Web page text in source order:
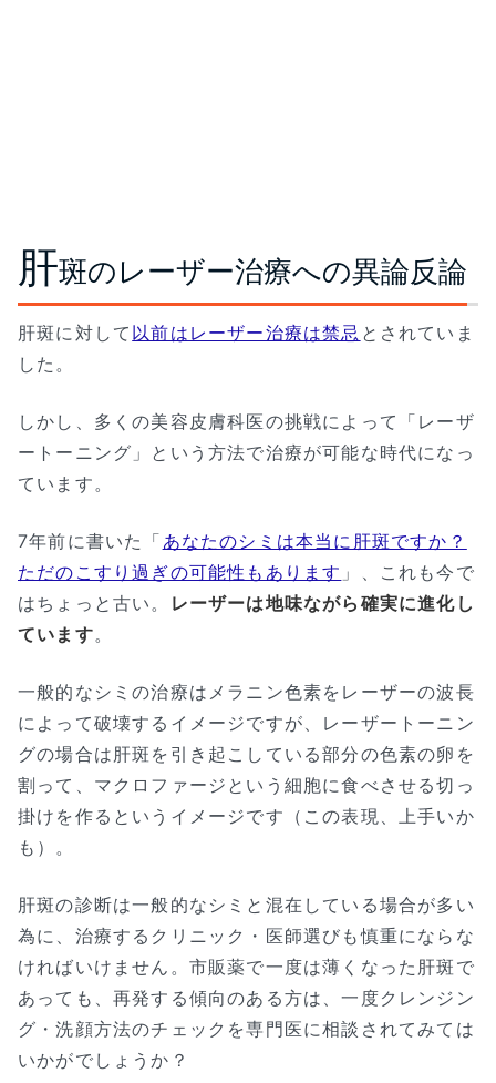
肝斑のレーザー治療への異論反論
肝斑に対して 以前はレーザー治療は禁忌 とされていま
した。
しかし、多くの美容皮膚科医の挑戦によって「レーザ
ートーニング」という方法で治療が可能な時代になっ
ています。
7年前に書いた「 あなたのシミは本当に肝斑ですか？
ただのこすり過ぎの可能性もあります 」、これも今で
はちょっと古い。
レーザーは地味ながら確実に進化し
ています。
一般的なシミの治療はメラニン色素をレーザーの波長
によって破壊するイメージですが、レーザートーニン
グの場合は肝斑を引き起こしている部分の色素の卵を
割って、マクロファージという細胞に食べさせる切っ
掛けを作るというイメージです（この表現、上手いか
も）。
肝斑の診断は一般的なシミと混在している場合が多い
為に、治療するクリニック・医師選びも慎重にならな
ければいけません。市販薬で一度は薄くなった肝斑で
あっても、再発する傾向のある方は、一度クレンジン
グ・洗顔方法のチェックを専門医に相談されてみては
いかがでしょうか？